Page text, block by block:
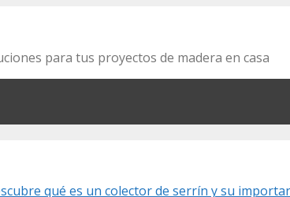
para tus proyectos de madera en casa